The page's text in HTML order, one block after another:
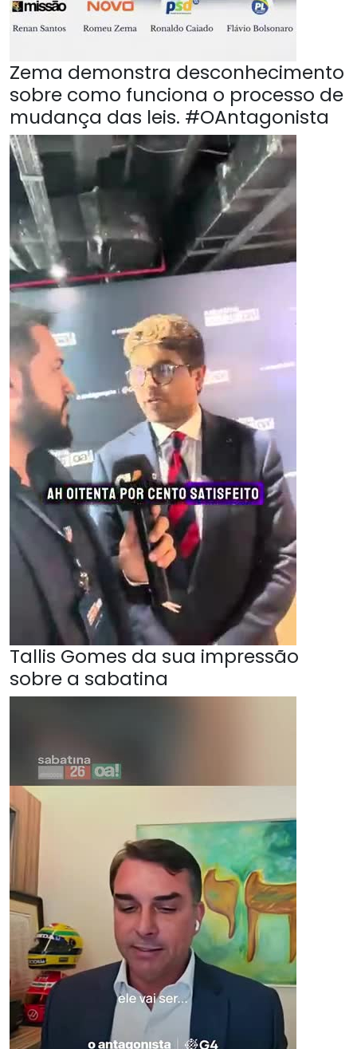
Zema demonstra desconhecimento
sobre como funciona o processo de
mudança das leis. #OAntagonista
Tallis Gomes da sua impressão
sobre a sabatina